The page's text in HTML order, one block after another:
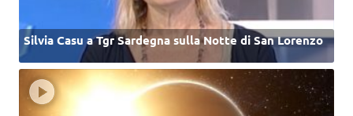
Silvia Casu a Tgr Sardegna sulla Notte di San Lorenzo